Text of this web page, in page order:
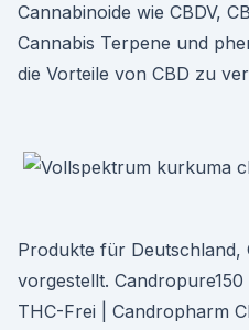
Cannabinoide wie CBDV,
Cannabis Terpene und
die Vorteile von CBD zu
Produkte für Deutschland,
vorgestellt.
THC-Frei | Candropharm